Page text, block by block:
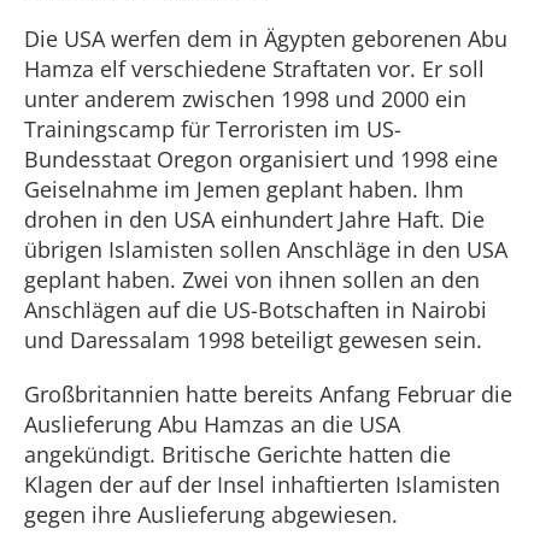
Die USA werfen dem in Ägypten geborenen Abu
Hamza elf verschiedene Straftaten vor. Er soll
unter anderem zwischen 1998 und 2000 ein
Trainingscamp für Terroristen im US-
Bundesstaat Oregon organisiert und 1998 eine
Geiselnahme im Jemen geplant haben. Ihm
drohen in den USA einhundert Jahre Haft. Die
übrigen Islamisten sollen Anschläge in den USA
geplant haben. Zwei von ihnen sollen an den
Anschlägen auf die US-Botschaften in Nairobi
und Daressalam 1998 beteiligt gewesen sein.
Großbritannien hatte bereits Anfang Februar die
Auslieferung Abu Hamzas an die USA
angekündigt. Britische Gerichte hatten die
Klagen der auf der Insel inhaftierten Islamisten
gegen ihre Auslieferung abgewiesen.